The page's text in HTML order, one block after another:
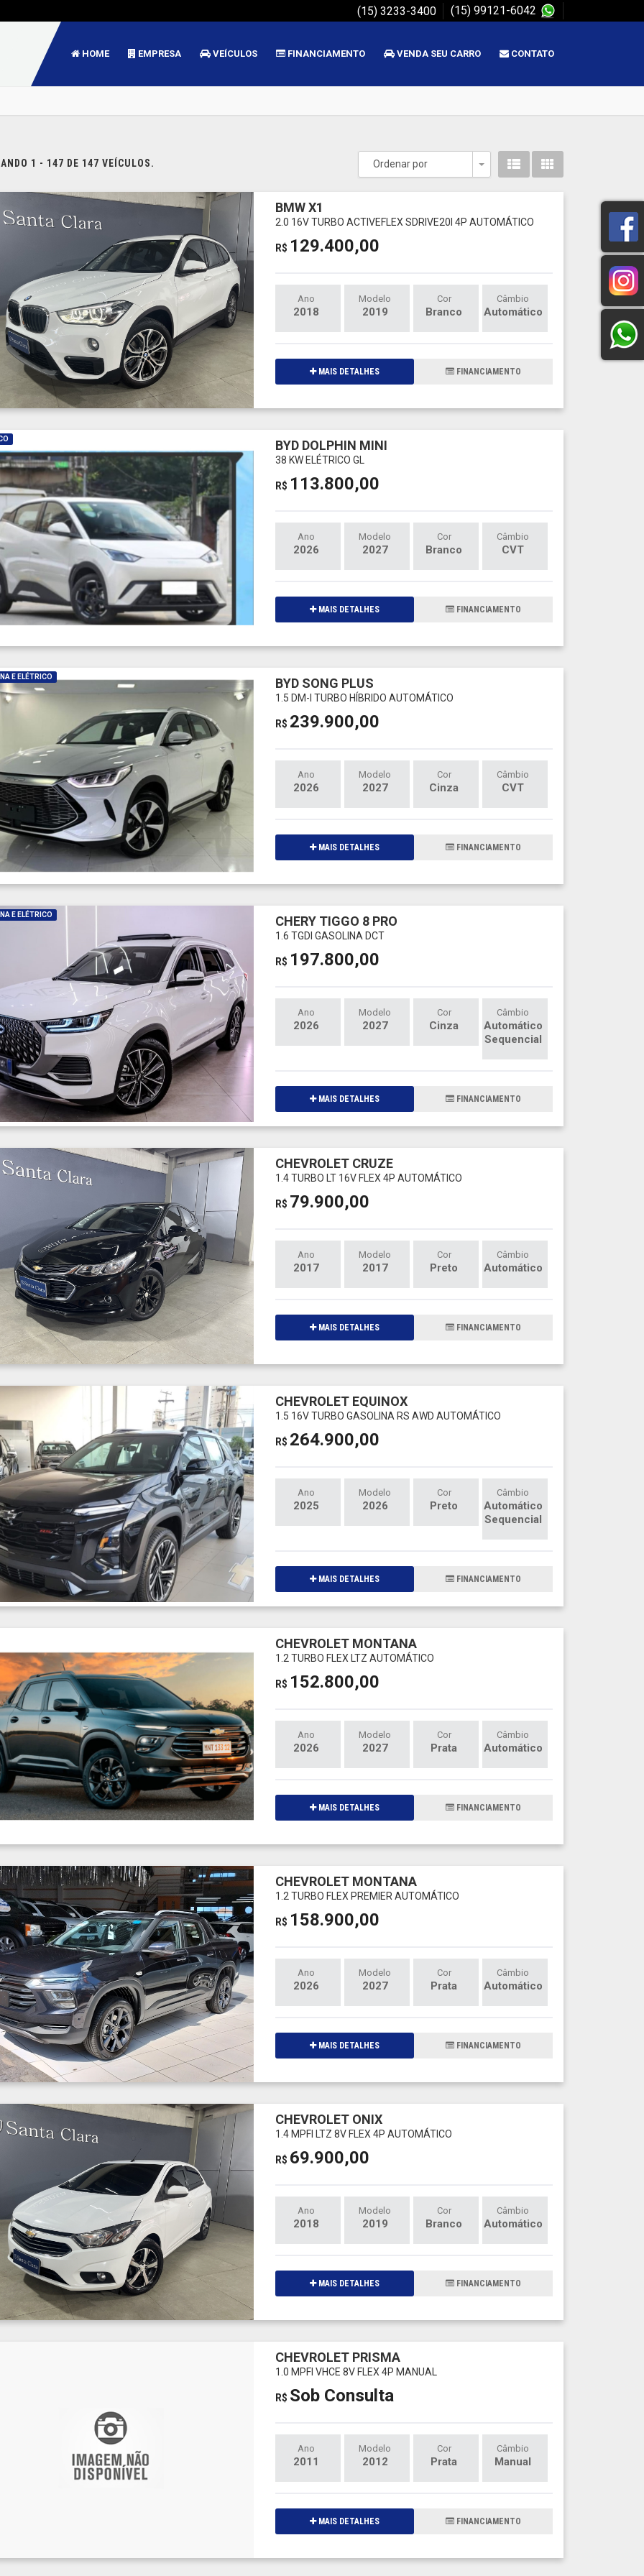
(15) 3233-3400 (15) 99121-6042
HOME EMPRESA VEÍCULOS FINANCIAMENTO VENDA SEU CARRO CONTATO
1 - 147 DE 147 VEÍCULOS. Ordenar por
Toggle Dropdown
BMW X1
2.0 16V TURBO ACTIVEFLEX SDRIVE20I 4P AUTOMÁTICO
R$ 129.400,00
Ano
2018
Modelo
2019
Cor
Branco
Câmbio
Automático
MAIS DETALHES FINANCIAMENTO
BYD DOLPHIN MINI
38 KW ELÉTRICO GL
R$ 113.800,00
Ano
2026
Modelo
2027
Cor
Branco
Câmbio
CVT
MAIS DETALHES FINANCIAMENTO
E ELÉTRICO BYD SONG PLUS
1.5 DM-I TURBO HÍBRIDO AUTOMÁTICO
R$ 239.900,00
Ano
2026
Modelo
2027
Cor
Cinza
Câmbio
CVT
MAIS DETALHES FINANCIAMENTO
E ELÉTRICO CHERY TIGGO 8 PRO
1.6 TGDI GASOLINA DCT
R$ 197.800,00
Ano
2026
Modelo
2027
Cor
Cinza
Câmbio
Automático
Sequencial
MAIS DETALHES FINANCIAMENTO
CHEVROLET CRUZE
1.4 TURBO LT 16V FLEX 4P AUTOMÁTICO
R$ 79.900,00
Ano
2017
Modelo
2017
Cor
Preto
Câmbio
Automático
MAIS DETALHES FINANCIAMENTO
CHEVROLET EQUINOX
1.5 16V TURBO GASOLINA RS AWD AUTOMÁTICO
R$ 264.900,00
Ano
2025
Modelo
2026
Cor
Preto
Câmbio
Automático
Sequencial
MAIS DETALHES FINANCIAMENTO
CHEVROLET MONTANA
1.2 TURBO FLEX LTZ AUTOMÁTICO
R$ 152.800,00
Ano
2026
Modelo
2027
Cor
Prata
Câmbio
Automático
MAIS DETALHES FINANCIAMENTO
CHEVROLET MONTANA
1.2 TURBO FLEX PREMIER AUTOMÁTICO
R$ 158.900,00
Ano
2026
Modelo
2027
Cor
Prata
Câmbio
Automático
MAIS DETALHES FINANCIAMENTO
CHEVROLET ONIX
1.4 MPFI LTZ 8V FLEX 4P AUTOMÁTICO
R$ 69.900,00
Ano
2018
Modelo
2019
Cor
Branco
Câmbio
Automático
MAIS DETALHES FINANCIAMENTO
CHEVROLET PRISMA
1.0 MPFI VHCE 8V FLEX 4P MANUAL
R$ Sob Consulta
Ano
2011
Modelo
2012
Cor
Prata
Câmbio
Manual
MAIS DETALHES FINANCIAMENTO